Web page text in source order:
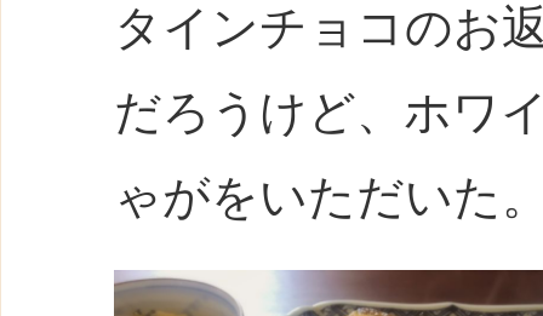
タインチョコのお
だろうけど、ホワ
ゃがをいただいた